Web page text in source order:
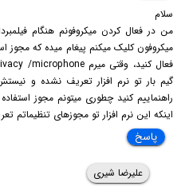
سلام
من در فعال کردن میکروفونم هنگام
میکروفون کلیک میکنم پیغام میده که مجوز
گیم بار تو نرم افزار تعریف نشده و
راهنماییم کنید چطوری میتونم مجوز
اینکه این نرم افزار تو مجوزهای تنظیماتم
پاسخ
علیرضا شیری